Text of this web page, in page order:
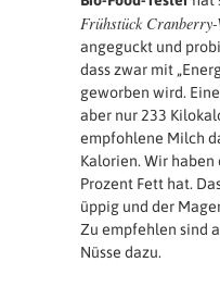
Frühstück
angeguckt und
dass zwar mit
geworben wird.
aber nur 233
empfohlene Milch
Kalorien. Wir haben
Prozent Fett hat.
üppig und der
Zu empfehlen sind
Nüsse dazu.